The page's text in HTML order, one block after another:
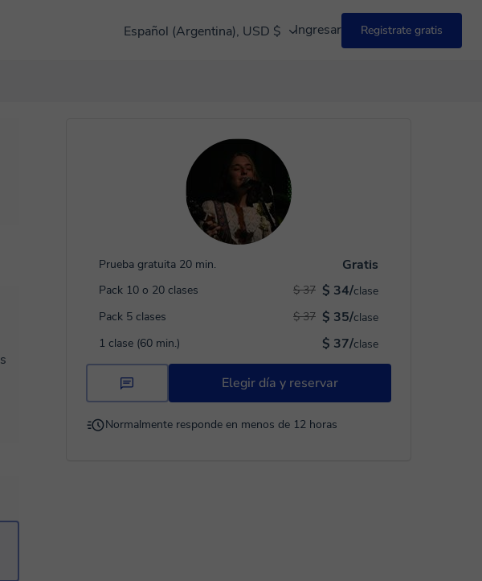
Español (Argentina), USD $ Ingresar Registrate gratis
Prueba gratuita 20 min. Gratis
Pack 10 o 20 clases $ 34/clase
$ 37
Pack 5 clases
$ 35/clase
$ 37
1 clase (60 min.)
$ 37/clase
Elegir día y reservar
Normalmente responde en menos de 12 horas